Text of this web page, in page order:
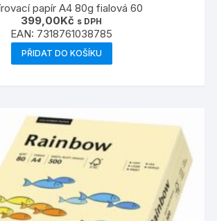
papír A4 80g fialová 60
399,00Kč s DPH
EAN: 7318761038785
PŘIDAT DO KOŠÍKU